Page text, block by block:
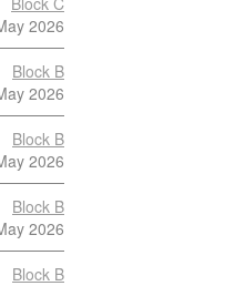
2026
Block B
2026
Block B
2026
Block B
2026
Block B